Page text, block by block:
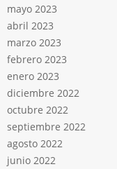
mayo 2023
abril 2023
marzo 2023
febrero 2023
enero 2023
diciembre 2022
octubre 2022
septiembre 2022
agosto 2022
junio 2022